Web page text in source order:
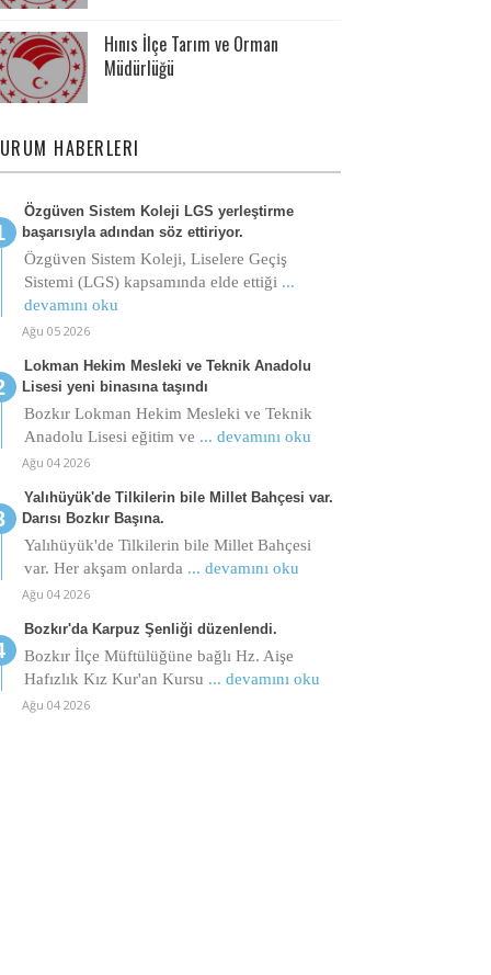
Hınıs İlçe Tarım ve Orman
Müdürlüğü
HABERLERI
Özgüven Sistem Koleji LGS yerleştirme
başarısıyla adından söz ettiriyor.
Özgüven Sistem Koleji, Liselere Geçiş
Sistemi (LGS) kapsamında elde ettiği ...
devamını oku
Ağu 05 2026
Lokman Hekim Mesleki ve Teknik Anadolu
Lisesi yeni binasına taşındı
Bozkır Lokman Hekim Mesleki ve Teknik
Anadolu Lisesi eğitim ve ... devamını oku
Ağu 04 2026
Yalıhüyük'de Tilkilerin bile Millet Bahçesi var.
Darısı Bozkır Başına.
Yalıhüyük'de Tilkilerin bile Millet Bahçesi
var. Her akşam onlarda ... devamını oku
Ağu 04 2026
Bozkır'da Karpuz Şenliği düzenlendi.
Bozkır İlçe Müftülüğüne bağlı Hz. Aişe
Hafızlık Kız Kur'an Kursu ... devamını oku
Ağu 04 2026